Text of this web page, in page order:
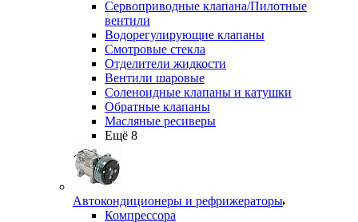
Сервоприводные клапана/Пилотные
вентили
Водорегулирующие клапаны
Смотровые стекла
Отделители жидкости
Вентили шаровые
Соленоидные клапаны и катушки
Обратные клапаны
Масляные ресиверы
Ещё 8
Автокондиционеры и рефрижераторы
Компрессора